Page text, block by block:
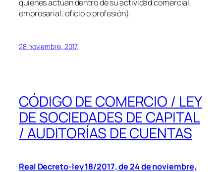
quienes actúan dentro de su actividad comercial,
empresarial, oficio o profesión).
28 noviembre, 2017
CÓDIGO DE COMERCIO / LEY
DE SOCIEDADES DE CAPITAL
/ AUDITORÍAS DE CUENTAS
Real Decreto-ley 18/2017, de 24 de noviembre,